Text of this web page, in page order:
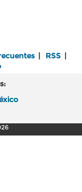
| RSS |